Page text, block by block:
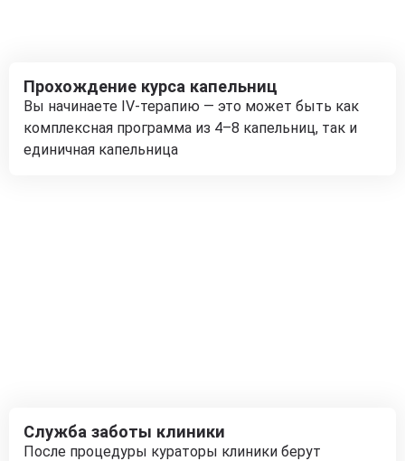
Прохождение курса капельниц
Вы начинаете IV-терапию — это может быть как
комплексная программа из 4–8 капельниц, так и
единичная капельница
Служба заботы клиники
После процедуры кураторы клиники берут